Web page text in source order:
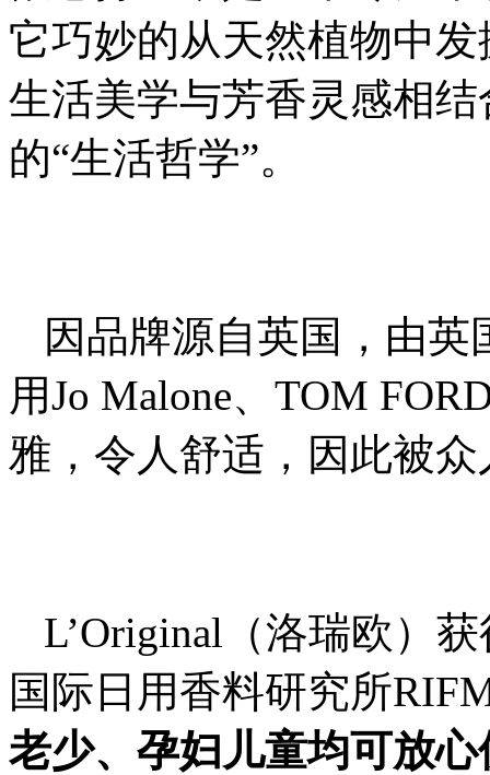
它巧妙的从天然植物中
生活美学与芳香灵感相
的“生活哲学”。
因品牌源自英国，由
用Jo Malone、TOM
雅，令人舒适，因此被
L’Original（洛瑞欧）
国际日用香料研究所
老少、孕妇儿童均可放心